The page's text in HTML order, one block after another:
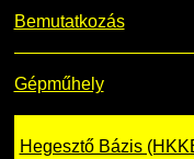
Bemutatkozás
Gépműhely
Hegesztő Bázis